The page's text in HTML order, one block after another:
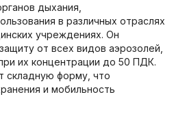
дыхания,
в различных отраслях
учреждениях. Он
от всех видов аэрозолей,
их концентрации до 50 ПДК.
складную форму, что
и мобильность